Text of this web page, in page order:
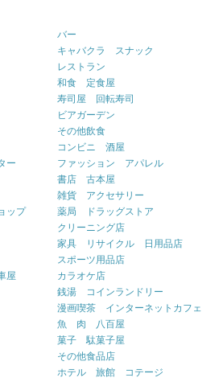
バー
キャバクラ スナック
レストラン
和食 定食屋
寿司屋 回転寿司
ビアガーデン
その他飲食
コンビニ 酒屋
ー
ファッション アパレル
書店 古本屋
雑貨 アクセサリー
ップ
薬局 ドラッグストア
クリーニング店
家具 リサイクル 日用品店
スポーツ用品店
屋
カラオケ店
銭湯 コインランドリー
漫画喫茶 インターネットカフェ
魚 肉 八百屋
菓子 駄菓子屋
その他食品店
ホテル 旅館 コテージ